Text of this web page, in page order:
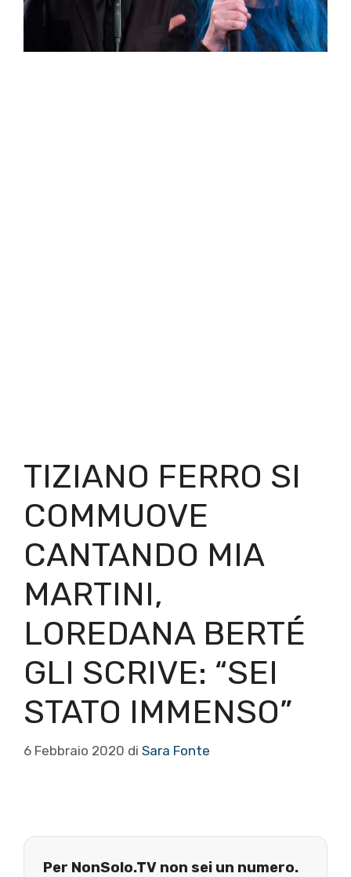
TIZIANO FERRO SI
COMMUOVE
CANTANDO MIA
MARTINI,
LOREDANA BERTÉ
GLI SCRIVE: “SEI
STATO IMMENSO”
6 Febbraio 2020 di Sara Fonte
Per NonSolo.TV non sei un numero.